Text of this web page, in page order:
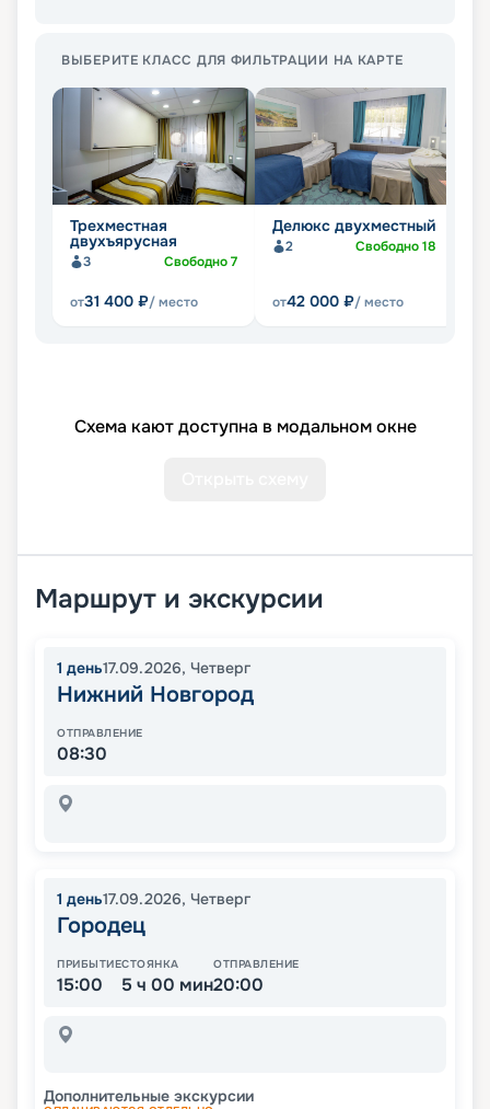
ВЫБЕРИТЕ КЛАСС ДЛЯ ФИЛЬТРАЦИИ НА КАРТЕ
Трехместная
двухъярусная
3 Свободно7
от31 400 ₽/ место
Делюкс двухместный
2 Свободно18
от42 000 ₽/ место
Схема кают доступна в модальном окне
Маршрут и экскурсии
1 день17.09.2026, Четверг
Нижний Новгород
ОТПРАВЛЕНИЕ
08:30
1 день17.09.2026, Четверг
Городец
ПРИБЫТИЕ
15:00
СТОЯНКА
5 ч 00 мин
ОТПРАВЛЕНИЕ
20:00
Дополнительные экскурсии